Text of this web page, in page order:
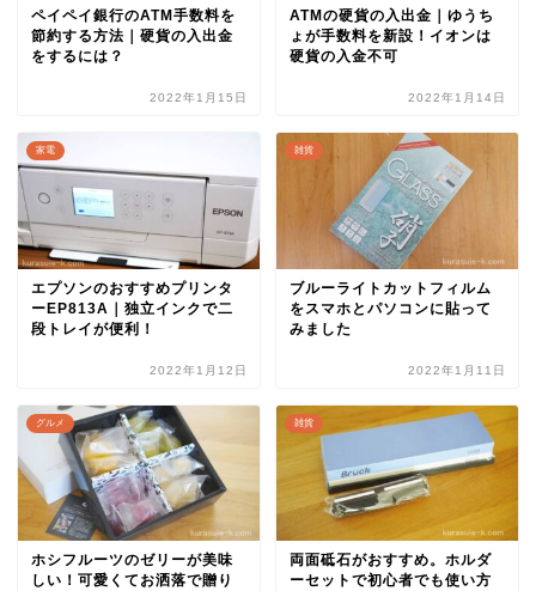
ペイペイ銀行のATM手数料を
節約する方法｜硬貨の入出金
をするには？
2022年1月15日
ATMの硬貨の入出金｜ゆうち
ょが手数料を新設！イオンは
硬貨の入金不可
2022年1月14日
家電
エプソンのおすすめプリンタ
ーEP813A｜独立インクで二
段トレイが便利！
2022年1月12日
雑貨
ブルーライトカットフィルム
をスマホとパソコンに貼って
みました
2022年1月11日
グルメ
ホシフルーツのゼリーが美味
しい！可愛くてお洒落で贈り
雑貨
両面砥石がおすすめ。ホルダ
ーセットで初心者でも使い方